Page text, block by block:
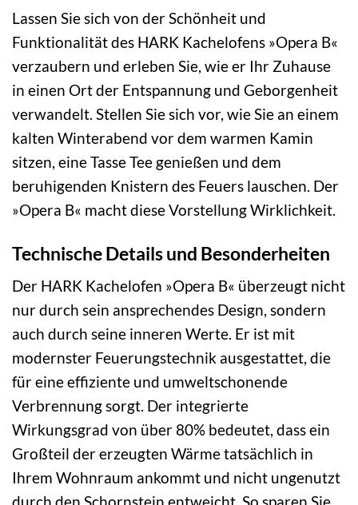
Lassen Sie sich von der Schönheit und
Funktionalität des HARK Kachelofens »Opera B«
verzaubern und erleben Sie, wie er Ihr Zuhause
in einen Ort der Entspannung und Geborgenheit
verwandelt. Stellen Sie sich vor, wie Sie an einem
kalten Winterabend vor dem warmen Kamin
sitzen, eine Tasse Tee genießen und dem
beruhigenden Knistern des Feuers lauschen. Der
»Opera B« macht diese Vorstellung Wirklichkeit.
Technische Details und Besonderheiten
Der HARK Kachelofen »Opera B« überzeugt nicht
nur durch sein ansprechendes Design, sondern
auch durch seine inneren Werte. Er ist mit
modernster Feuerungstechnik ausgestattet, die
für eine effiziente und umweltschonende
Verbrennung sorgt. Der integrierte
Wirkungsgrad von über 80% bedeutet, dass ein
Großteil der erzeugten Wärme tatsächlich in
Ihrem Wohnraum ankommt und nicht ungenutzt